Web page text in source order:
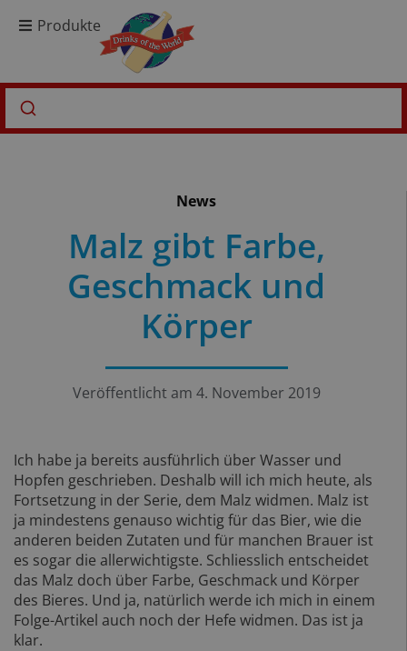
Produkte
News
Malz gibt Farbe,
Geschmack und
Körper
Veröffentlicht am 4. November 2019
Ich habe ja bereits ausführlich über Wasser und
Hopfen geschrieben. Deshalb will ich mich heute, als
Fortsetzung in der Serie, dem Malz widmen. Malz ist
ja mindestens genauso wichtig für das Bier, wie die
anderen beiden Zutaten und für manchen Brauer ist
es sogar die allerwichtigste. Schliesslich entscheidet
das Malz doch über Farbe, Geschmack und Körper
des Bieres. Und ja, natürlich werde ich mich in einem
Folge-Artikel auch noch der Hefe widmen. Das ist ja
klar.